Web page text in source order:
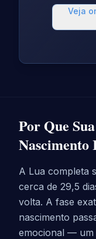
Veja
Por Que
A Lua completa
cerca de 29,5
volta. A fase
nascimento
emocional — um